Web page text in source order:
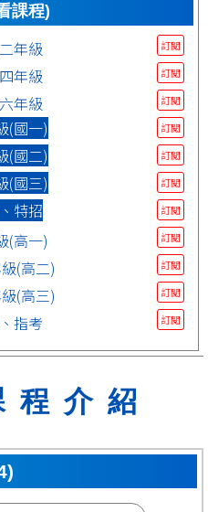
課程)
年級 訂閱
年級 訂閱
年級 訂閱
(國一) 訂閱
(國二) 訂閱
(國三) 訂閱
特招 訂閱
(高一) 訂閱
(高二) 訂閱
(高三) 訂閱
指考 訂閱
程介紹